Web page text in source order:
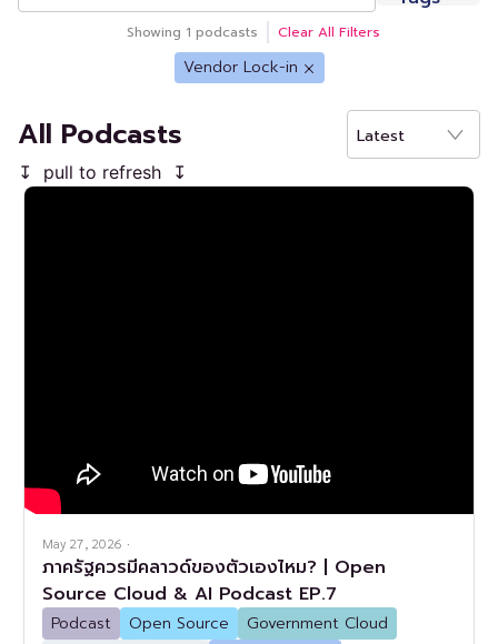
Showing 1 podcasts Clear All Filters
Vendor Lock-in
All Podcasts Latest
↧ pull to refresh ↧
May 27, 2026 ·
ภาครัฐควรมีคลาวด์ของตัวเองไหม? | Open
Source Cloud & AI Podcast EP.7
Podcast Open Source
Government Cloud